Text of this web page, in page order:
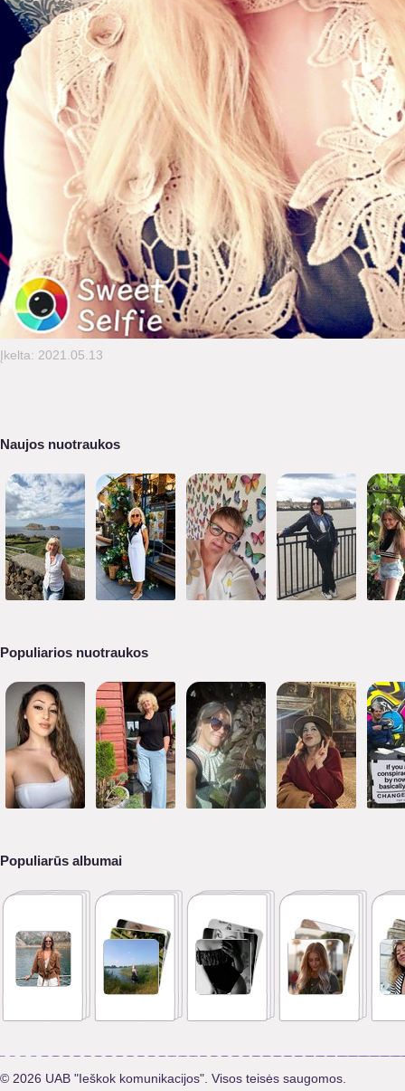
Įkelta: 2021.05.13
Naujos nuotraukos
Populiarios nuotraukos
Populiarūs albumai
© 2026 UAB "Ieškok komunikacijos". Visos teisės saugomos.